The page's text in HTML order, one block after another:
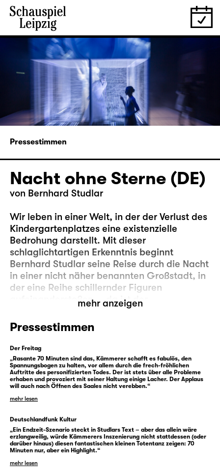
Pressestimmen
Nacht ohne Sterne (DE)
von Bernhard Studlar
Wir leben in einer Welt, in der der Verlust des
Kindergartenplatzes eine existenzielle
Bedrohung darstellt. Mit dieser
schlaglichtartigen Erkenntnis beginnt
Bernhard Studlar seine Reise durch die Nacht
in einer nicht näher benannten Großstadt, in
der eine Reihe schillernder Figuren
aufeinanderstoßen — da ist der
Familienvater, der zum Messermörder wird,
der Kredithai, der hinter seiner
professionellen Brutalität ein liebendes
Vaterherz verbirgt, eine Notärztin am Rande
des Nervenzusammenbruchs, ein
demaskierter Engel und der Tod höchstselbst
in der Maske eines Haustechnikers. Sie alle
kämpfen um ein kleines bisschen festen
Boden unter den Füßen angesichts einer
immer brüchiger werdenden
Zivilisationsoberfläche — ein Tanz auf dem
Vulkan, der mal an Schnitzlers „Reigen“, mal
an einen makabren Totentanz gemahnt.
Manche der Figuren werden den Morgen
mehr anzeigen
Pressestimmen
Der Freitag
„Rasante 70 Minuten sind das, Kämmerer schafft es fabulös, den
Spannungsbogen zu halten, vor allem durch die frech-fröhlichen
Auftritte des personifizierten Todes. Der ist stets über alle Probleme
erhaben und provoziert mit seiner Haltung einige Lacher. Der Applaus
will auch nach Öffnen des Saales nicht verebben.“
mehr lesen
Deutschlandfunk Kultur
„Ein Endzeit-Szenario steckt in Studlars Text – aber das allein wäre
erzlangweilig, würde Kämmerers Inszenierung nicht stattdessen (oder
darüber hinaus) diesen fantastischen kleinen Totentanz zeigen: 70
Minuten nur, aber ein Highlight.“
mehr lesen